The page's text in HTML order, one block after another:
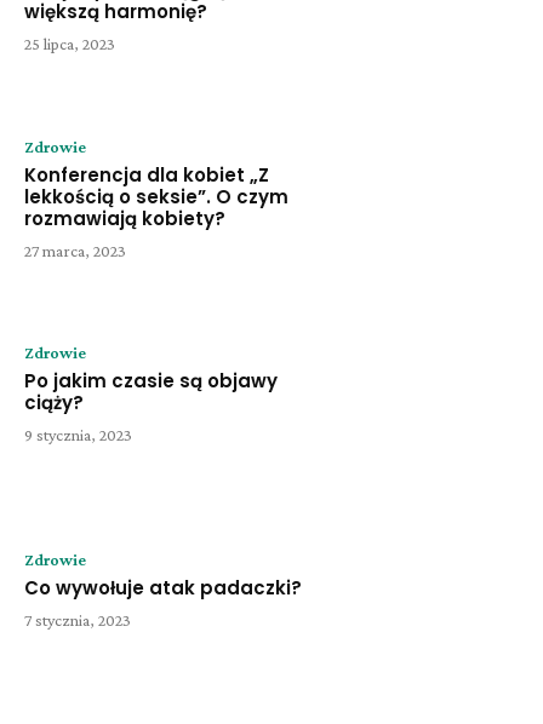
większą harmonię?
25 lipca, 2023
Zdrowie
Konferencja dla kobiet „Z
lekkością o seksie”. O czym
rozmawiają kobiety?
27 marca, 2023
Zdrowie
Po jakim czasie są objawy
ciąży?
9 stycznia, 2023
Zdrowie
Co wywołuje atak padaczki?
7 stycznia, 2023